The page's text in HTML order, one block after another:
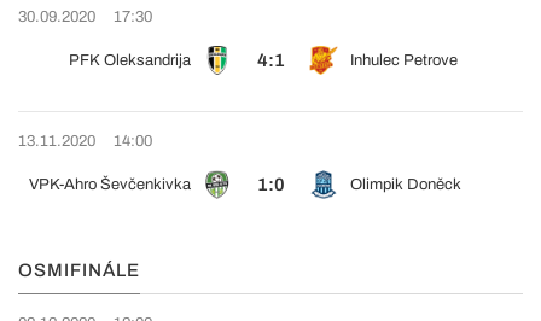
30.09.2020 17:30
PFK Oleksandrija 4:1 Inhulec Petrove
13.11.2020 14:00
VPK-Ahro Ševčenkivka 1:0 Olimpik Doněck
OSMIFINÁLE